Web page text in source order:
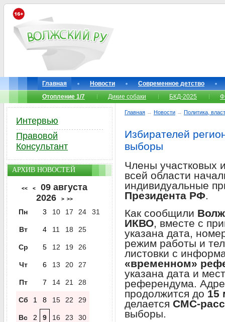
Главная Новости
Современное детство
Отопление 1/7
Дикие собаки БКД-2025
Главная → Новости → Политика,
Избирателей
выборы
Члены участковых
всей области
индивидуальные
Президента РФ.
Как сообщили
ИКВО, вместе с
указана дата,
режим работы и
листовки с
«временном»
указана дата и
референдума.
продолжится до 15
делается СМС-
выборы.
Интервью
Правовой
Консультант
АРХИВ НОВОСТЕЙ
<< <
09 августа
2026
> >>
Пн 3 10 17 24 31
Вт 4 11 18 25
Ср 5 12 19 26
Чт 6 13 20 27
Пт 7 14 21 28
Сб 1 8 15 22 29
Вс 2 9 16 23 30